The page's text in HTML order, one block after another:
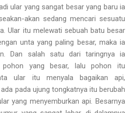
ular yang sangat besar yang baru ia
akan sedang mencari sesuatu
Ular itu melewati sebuah batu besar
unta yang paling besar, maka ia
Dan salah satu dari taringnya ia
pohon yang besar, lalu pohon itu
ular itu menyala bagaikan api,
pada ujung tongkatnya itu berubah
yang menyemburkan api. Besarnya